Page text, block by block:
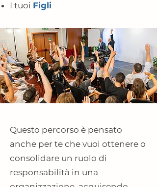
I tuoi Figli
Questo percorso è pensato
anche per te che vuoi ottenere o
consolidare un ruolo di
responsabilità in una